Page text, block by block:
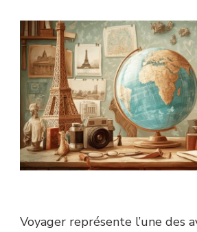
Voyager représente l’une des